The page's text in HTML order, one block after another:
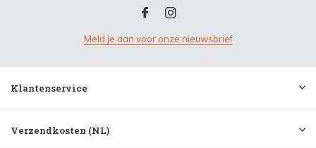
Meld je aan voor onze nieuwsbrief
Klantenservice
Verzendkosten (NL)